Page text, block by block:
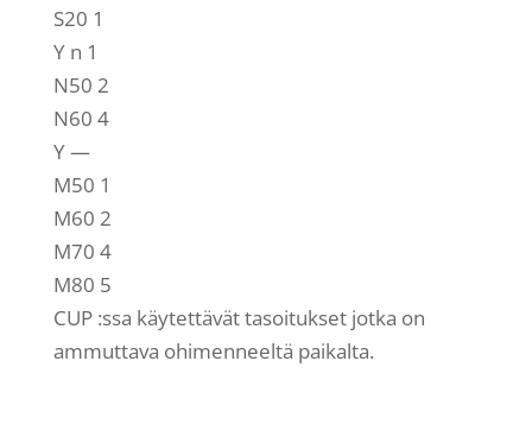
S20 1
Y n 1
N50 2
N60 4
Y —
M50 1
M60 2
M70 4
M80 5
CUP :ssa käytettävät tasoitukset jotka on
ammuttava ohimenneeltä paikalta.